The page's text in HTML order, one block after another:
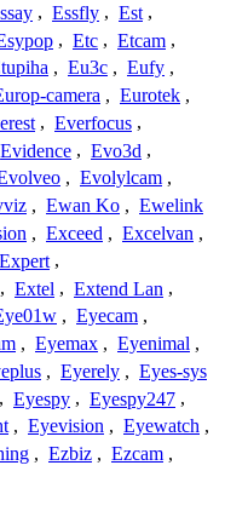
, Essfly , Est ,
, Etc , Etcam ,
, Eu3c , Eufy ,
camera , Eurotek ,
, Everfocus ,
Evidence , Evo3d ,
, Evolylcam ,
, Ewan Ko , Ewelink
, Exceed , Excelvan ,
Expert ,
, Extel , Extend Lan ,
, Eyecam ,
, Eyemax , Eyenimal ,
, Eyerely , Eyes-sys
, Eyespy , Eyespy247 ,
, Eyevision , Eyewatch ,
, Ezbiz , Ezcam ,